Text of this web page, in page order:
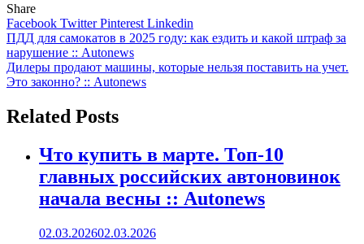
Share
Facebook TwitterPinterest Linkedin
Навигация
по
записям
ПДД для самокатов в 2025 году: как ездить и какой штраф за
нарушение :: Autonews
Дилеры продают машины, которые нельзя поставить на учет.
Это законно? :: Autonews
Related Posts
Что купить в марте. Топ-10
главных российских автоновинок
начала весны :: Autonews
02.03.202602.03.2026